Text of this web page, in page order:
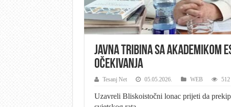
JAVNA TRIBINA SA AKADEMIKOM
OČEKIVANJA
Tesanj Net 05.05.2026. WEB 512
Uzavreli Bliskoistočni lonac prijeti da